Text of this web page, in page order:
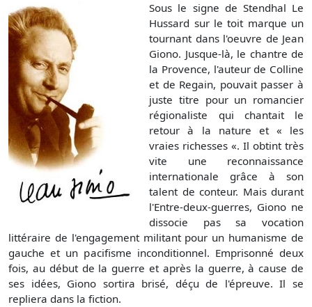
Sous le signe de Stendhal Le
Hussard sur le toit marque un
tournant dans l'oeuvre de Jean
Giono. Jusque-là, le chantre de
la Provence, l'auteur de Colline
et de Regain, pouvait passer à
juste titre pour un romancier
régionaliste qui chantait le
retour à la nature et « les
vraies richesses «. Il obtint très
vite une reconnaissance
internationale grâce à son
talent de conteur. Mais durant
l'Entre-deux-guerres, Giono ne
dissocie pas sa vocation
littéraire de l'engagement militant pour un humanisme de
gauche et un pacifisme inconditionnel. Emprisonné deux
fois, au début de la guerre et après la guerre, à cause de
ses idées, Giono sortira brisé, déçu de l'épreuve. Il se
repliera dans la fiction.